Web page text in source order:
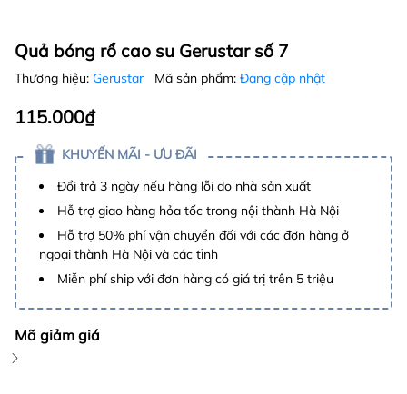
Quả bóng rổ cao su Gerustar số 7
Thương hiệu: Gerustar Mã sản phẩm: Đang cập nhật
115.000₫
KHUYẾN MÃI - ƯU ĐÃI
Đổi trả 3 ngày nếu hàng lỗi do nhà sản xuất
Hỗ trợ giao hàng hỏa tốc trong nội thành Hà Nội
Hỗ trợ 50% phí vận chuyển đối với các đơn hàng ở
ngoại thành Hà Nội và các tỉnh
Miễn phí ship với đơn hàng có giá trị trên 5 triệu
Mã giảm giá